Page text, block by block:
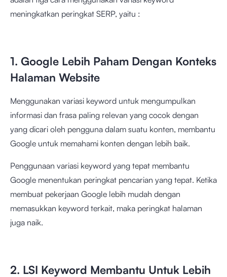
meningkatkan peringkat SERP, yaitu :
1. Google Lebih Paham Dengan Konteks
Halaman Website
Menggunakan variasi keyword untuk mengumpulkan
informasi dan frasa paling relevan yang cocok dengan
yang dicari oleh pengguna dalam suatu konten, membantu
Google untuk memahami konten dengan lebih baik.
Penggunaan variasi keyword yang tepat membantu
Google menentukan peringkat pencarian yang tepat. Ketika
membuat pekerjaan Google lebih mudah dengan
memasukkan keyword terkait, maka peringkat halaman
juga naik.
2. LSI Keyword Membantu Untuk Lebih